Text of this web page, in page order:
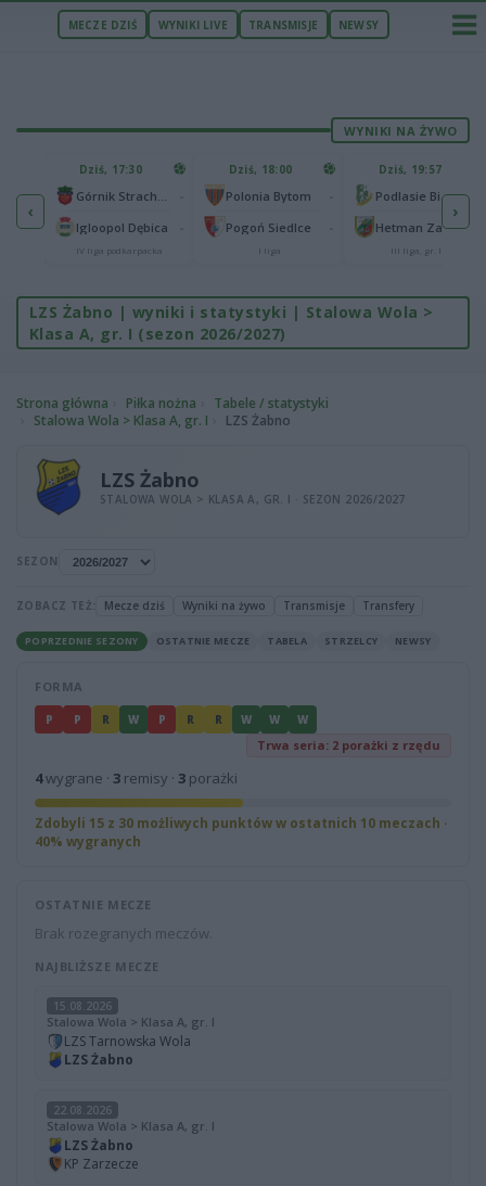
MECZE DZIŚ WYNIKI LIVE TRANSMISJE NEWSY
WYNIKI NA ŻYWO
‹
65
25
Dziś, 17:30
Igloopol Dębica
IV liga podkarpacka
Dziś, 18:00
Polonia Bytom
Pogoń Siedlce
I liga
Dziś, 19:57
Podlasie Biała Podlaska
Hetman Zamość
III liga, gr. IV
›
LZS Żabno | wyniki i statystyki | Stalowa Wola >
Klasa A, gr. I (sezon 2026/2027)
Strona główna Piłka nożna
Tabele / statystyki
Stalowa Wola > Klasa A, gr. I
LZS Żabno
LZS Żabno
STALOWA WOLA > KLASA A, GR. I · SEZON 2026/2027
SEZON
ZOBACZ TEŻ: Mecze dziś Wyniki na żywo Transmisje Transfery
POPRZEDNIE SEZONY OSTATNIE MECZE TABELA STRZELCY NEWSY
FORMA
P P R W P R R W W W
Trwa seria: 2 porażki z rzędu
4wygrane · 3 remisy · 3 porażki
Zdobyli 15 z 30 możliwych punktów w ostatnich 10 meczach ·
40% wygranych
OSTATNIE MECZE
Brak rozegranych meczów.
NAJBLIŻSZE MECZE
15.08.2026
Stalowa Wola > Klasa A, gr. I
LZS Tarnowska Wola
LZS Żabno
22.08.2026
Stalowa Wola > Klasa A, gr. I
LZS Żabno
KP Zarzecze